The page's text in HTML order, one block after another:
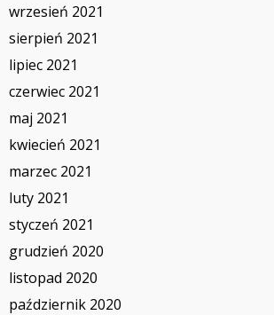
wrzesień 2021
sierpień 2021
lipiec 2021
czerwiec 2021
maj 2021
kwiecień 2021
marzec 2021
luty 2021
styczeń 2021
grudzień 2020
listopad 2020
październik 2020